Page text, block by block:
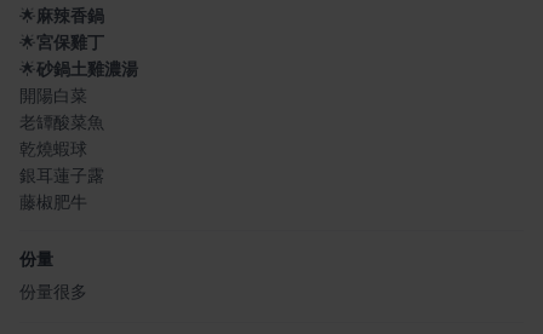
🌟 麻辣香鍋
🌟宮保雞丁
🌟砂鍋土雞濃湯
開陽白菜
老罈酸菜魚
乾燒蝦球
銀耳蓮子露
藤椒肥牛
份量
份量很多